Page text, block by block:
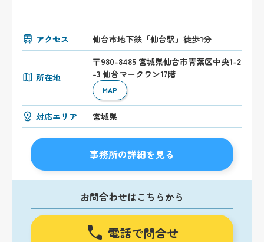
アクセス 仙台市地下鉄「仙台駅」徒歩1分
所在地
〒980-8485 宮城県仙台市青葉区中央1-2
-3 仙台マークワン17階
MAP
対応エリア 宮城県
事務所の詳細を見る
お問合わせはこちらから
電話で問合せ